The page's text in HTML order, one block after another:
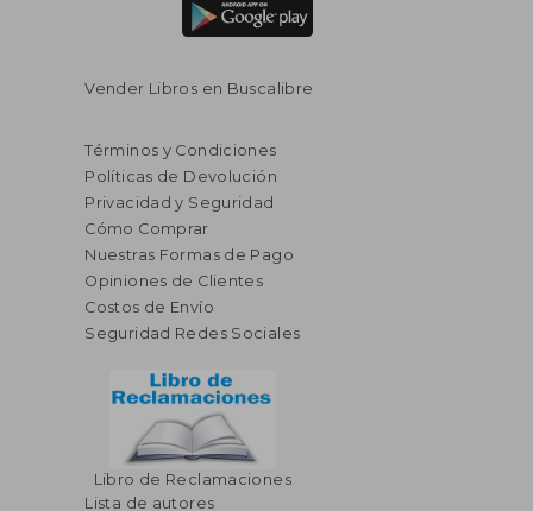
Vender Libros en Buscalibre
Términos y Condiciones
Políticas de Devolución
Privacidad y Seguridad
Cómo Comprar
Nuestras Formas de Pago
Opiniones de Clientes
Costos de Envío
Seguridad Redes Sociales
Libro de Reclamaciones
Lista de autores